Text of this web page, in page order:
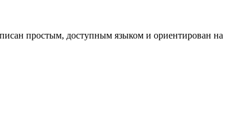
простым, доступным языком и ориентирован на